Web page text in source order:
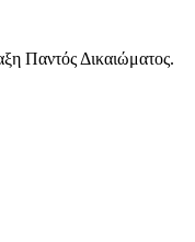
Παντός Δικαιώματος.